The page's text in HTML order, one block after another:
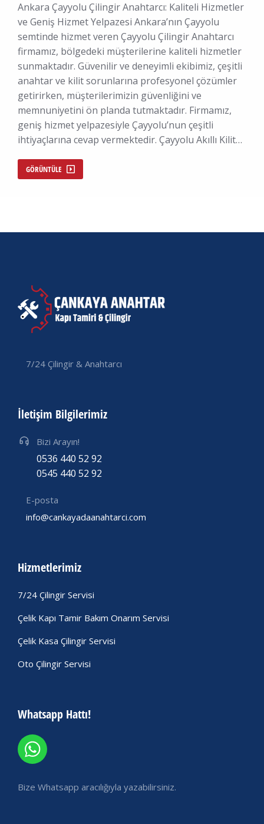
Ankara Çayyolu Çilingir Anahtarcı: Kaliteli Hizmetler
ve Geniş Hizmet Yelpazesi Ankara’nın Çayyolu
semtinde hizmet veren Çayyolu Çilingir Anahtarcı
firmamız, bölgedeki müşterilerine kaliteli hizmetler
sunmaktadır. Güvenilir ve deneyimli ekibimiz, çeşitli
anahtar ve kilit sorunlarına profesyonel çözümler
getirirken, müşterilerimizin güvenliğini ve
memnuniyetini ön planda tutmaktadır. Firmamız,
geniş hizmet yelpazesiyle Çayyolu’nun çeşitli
ihtiyaçlarına cevap vermektedir. Çayyolu Akıllı Kilit…
GÖRÜNTÜLE
7/24 Çilingir & Anahtarcı
İletişim Bilgilerimiz
Bizi Arayın!
0536 440 52 92
0545 440 52 92
E-posta
info@cankayadaanahtarci.com
Hizmetlerimiz
7/24 Çilingir Servisi
Çelik Kapı Tamir Bakım Onarım Servisi
Çelik Kasa Çilingir Servisi
Oto Çilingir Servisi
Whatsapp Hattı!
Bize Whatsapp aracılığıyla yazabilirsiniz.